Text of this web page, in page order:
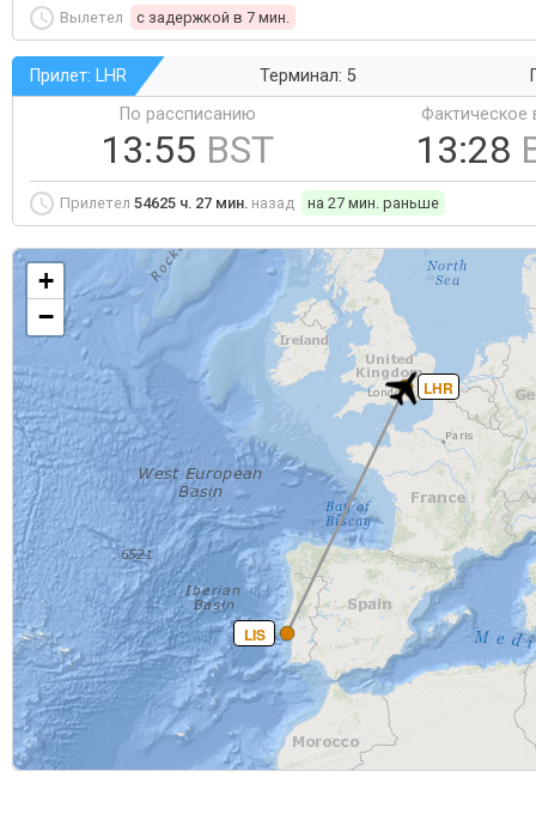
Вылетел c задержкой в 7 мин.
Прилет: LHR Терминал: 5
По рассписанию
13:55 BST
Фактическое
13:28
Прилетел 54625 ч. 27 мин. назад на 27 мин. раньше
LIS
LHR
+
−